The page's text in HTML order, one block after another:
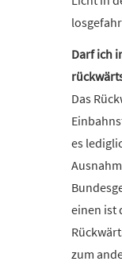
Darf ich
Das
es
einen ist
zum